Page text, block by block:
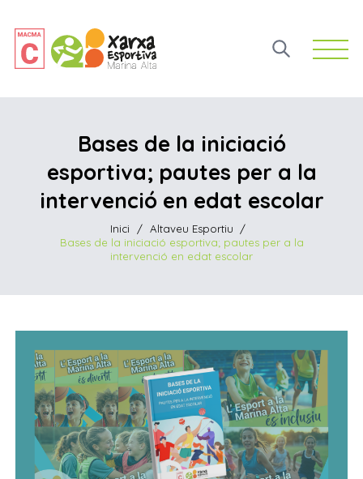
Open
Bases de la iniciació
esportiva; pautes per a la
intervenció en edat escolar
Inici / Altaveu Esportiu
/
Bases de la iniciació esportiva; pautes per a la
intervenció en edat escolar